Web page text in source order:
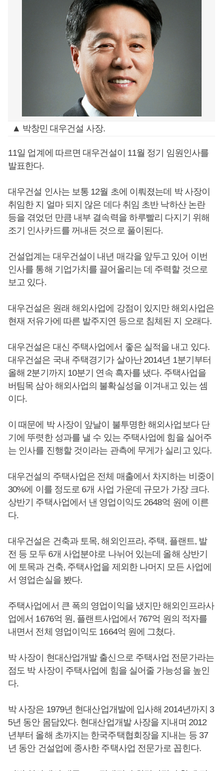
▲ 박창민 대우건설 사장.
11일 업계에 따르면 대우건설이 11월 정기 임원인사를
발표한다.
대우건설 인사는 보통 12월 초에 이뤄졌는데 박 사장이
취임한 지 얼마 되지 않은 데다 취임 초반 낙하산 논란
등을 겪었던 만큼 내부 결속력을 하루빨리 다지기 위해
조기 인사카드를 꺼내든 것으로 풀이된다.
건설업계는 대우건설이 내년 매각을 앞두고 있어 이번
인사를 통해 기업가치를 끌어올리는 데 주력할 것으로
보고 있다.
대우건설은 원래 해외사업에 강점이 있지만 해외사업은
현재 저유가에 따른 발주지연 등으로 침체된 지 오래다.
대우건설은 대신 주택사업에서 좋은 실적을 내고 있다.
대우건설은 국내 주택경기가 살아난 2014년 1분기부터
올해 2분기까지 10분기 연속 흑자를 냈다. 주택사업을
버팀목 삼아 해외사업의 불확실성을 이겨내고 있는 셈
이다.
이 때문에 박 사장이 앞날이 불투명한 해외사업보다 단
기에 뚜렷한 성과를 낼 수 있는 주택사업에 힘을 실어주
는 인사를 진행할 것이라는 관측에 무게가 실리고 있다.
대우건설의 주택사업은 전체 매출에서 차지하는 비중이
30%에 이를 정도로 6개 사업 가운데 규모가 가장 크다.
상반기 주택사업에서 낸 영업이익도 2648억 원에 이른
다.
대우건설은 건축과 토목, 해외인프라, 주택, 플랜트, 발
전 등 모두 6개 사업분야로 나뉘어 있는데 올해 상반기
에 토목과 건축, 주택사업을 제외한 나머지 모든 사업에
서 영업손실을 봤다.
주택사업에서 큰 폭의 영업이익을 냈지만 해외인프라사
업에서 1676억 원, 플랜트사업에서 767억 원의 적자를
내면서 전체 영업이익도 1664억 원에 그쳤다.
박 사장이 현대산업개발 출신으로 주택사업 전문가라는
점도 박 사장이 주택사업에 힘을 실어줄 가능성을 높인
다.
박 사장은 1979년 현대산업개발에 입사해 2014년까지 3
5년 동안 몸담았다. 현대산업개발 사장을 지내며 2012
년부터 올해 초까지는 한국주택협회장을 지내는 등 37
년 동안 건설업에 종사한 주택사업 전문가로 꼽힌다.